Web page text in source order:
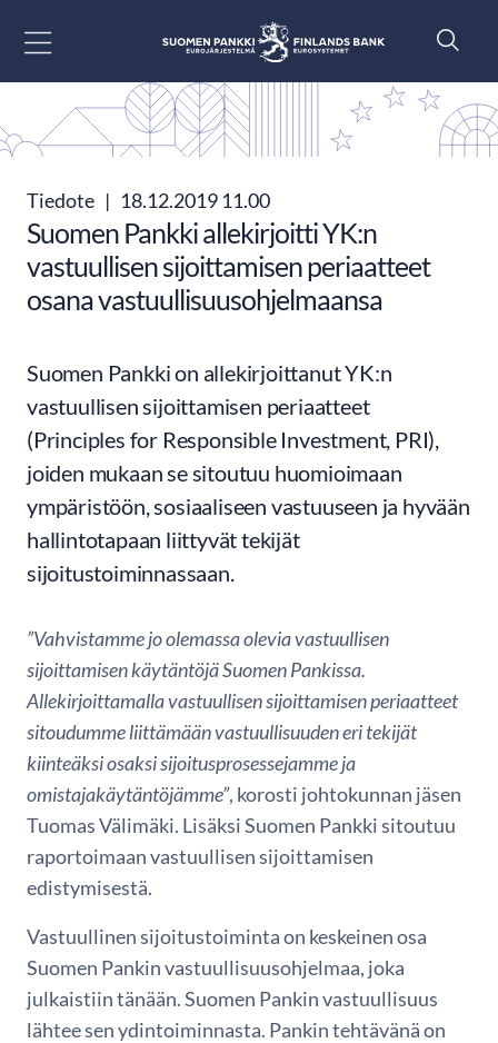
Tiedote | 18.12.2019 11.00
Suomen Pankki allekirjoitti YK:n
vastuullisen sijoittamisen periaatteet
osana vastuullisuusohjelmaansa
Suomen Pankki on allekirjoittanut YK:n
vastuullisen sijoittamisen periaatteet
(Principles for Responsible Investment, PRI),
joiden mukaan se sitoutuu huomioimaan
ympäristöön, sosiaaliseen vastuuseen ja hyvään
hallintotapaan liittyvät tekijät
sijoitustoiminnassaan.
”Vahvistamme jo olemassa olevia vastuullisen
sijoittamisen käytäntöjä Suomen Pankissa.
Allekirjoittamalla vastuullisen sijoittamisen periaatteet
sitoudumme liittämään vastuullisuuden eri tekijät
kiinteäksi osaksi sijoitusprosessejamme ja
omistajakäytäntöjämme”, korosti johtokunnan jäsen
Tuomas Välimäki. Lisäksi Suomen Pankki sitoutuu
raportoimaan vastuullisen sijoittamisen
edistymisestä.
Vastuullinen sijoitustoiminta on keskeinen osa
Suomen Pankin vastuullisuusohjelmaa, joka
julkaistiin tänään. Suomen Pankin vastuullisuus
lähtee sen ydintoiminnasta. Pankin tehtävänä on